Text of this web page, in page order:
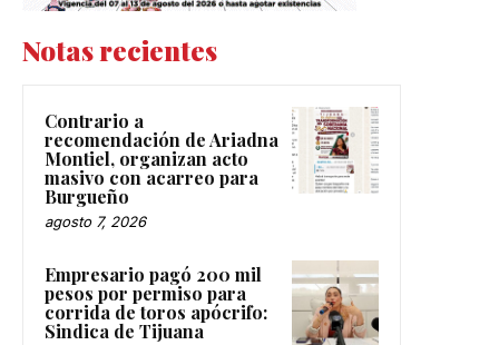
Notas recientes
Contrario a
recomendación de Ariadna
Montiel, organizan acto
masivo con acarreo para
Burgueño
agosto 7, 2026
Empresario pagó 200 mil
pesos por permiso para
corrida de toros apócrifo:
Sindica de Tijuana